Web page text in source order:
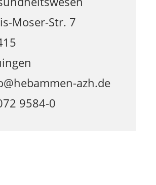
Moser-Str. 7
azh.de
9584-0